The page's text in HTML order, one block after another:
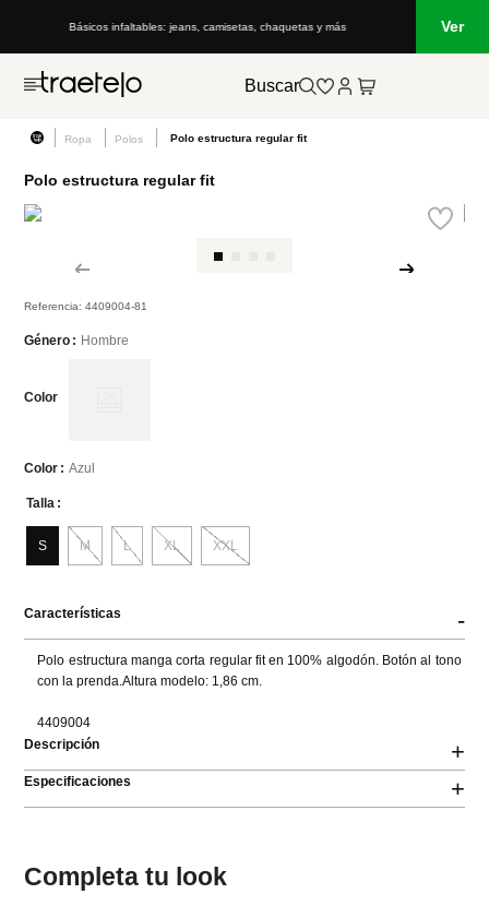
Básicos infaltables: jeans, camisetas, chaquetas y más Ver
Buscar
Ropa Polos Polo estructura regular fit
Polo estructura regular fit
Referencia:4409004-81
Género Hombre
Color
Color Azul
Talla
L
M
S XL XXL
Características -
Polo estructura manga corta regular fit en 100% algodón. Botón al tono
con la prenda.Altura modelo: 1,86 cm.
4409004
Descripción
+
Especificaciones +
Completa tu look